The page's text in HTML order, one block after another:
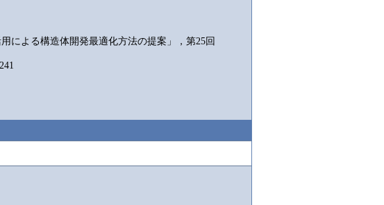
による構造体開発最適化方法の提案」，第25回